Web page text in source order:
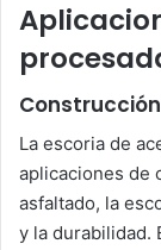
La escoria de
aplicaciones de
asfaltado, la
y la durabilidad.